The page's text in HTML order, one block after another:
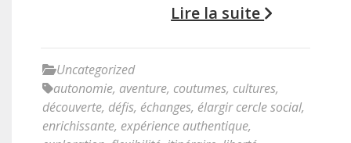
Lire la suite
Uncategorized
autonomie, aventure, coutumes, cultures,
découverte, défis, échanges, élargir cercle social,
enrichissante, expérience authentique,